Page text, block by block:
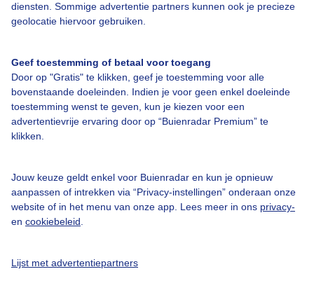
diensten. Sommige advertentie partners kunnen ook je precieze
geolocatie hiervoor gebruiken.
Geef toestemming of betaal voor toegang
Door op "Gratis" te klikken, geef je toestemming voor alle
bovenstaande doeleinden. Indien je voor geen enkel doeleinde
toestemming wenst te geven, kun je kiezen voor een
advertentievrije ervaring door op “Buienradar Premium” te
klikken.
Jouw keuze geldt enkel voor Buienradar en kun je opnieuw
aanpassen of intrekken via “Privacy-instellingen” onderaan onze
website of in het menu van onze app. Lees meer in ons privacy-
en cookiebeleid
Lijst met advertentiepartners
Buienradar Team
Cookie beleid
Privacy instellingen
Gratis weerdata
@BuienradarNL
Buienradar